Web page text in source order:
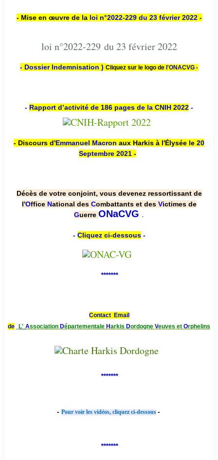
- Mise en œuvre de la loi n°2022-229 du 23 février 2022 -
loi n°2022-229 du 23 février 2022
- Dossier Indemnisation ) Cliquez sur le logo de l'ONACVG -
- Rapport d’activité de 186 pages de la CNIH 2022 -
- Discours d'Emmanuel Macron aux Harkis à l'Élysée le 20
Septembre 2021 -
Décès de votre conjoint, vous devenez ressortissant de
l'Office National des Combattants et des Victimes de
Guerre ONaCVG .
- Cliquez ci-dessous-
*******
Contact Email
de
L' Association Départementale Harkis Dordogne Veuves et Orphelins
*******
- Pour voir les vidéos, cliquez ci-dessous -
*******